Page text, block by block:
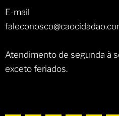
E-mail
Atendimento de segunda à
exceto feriados.